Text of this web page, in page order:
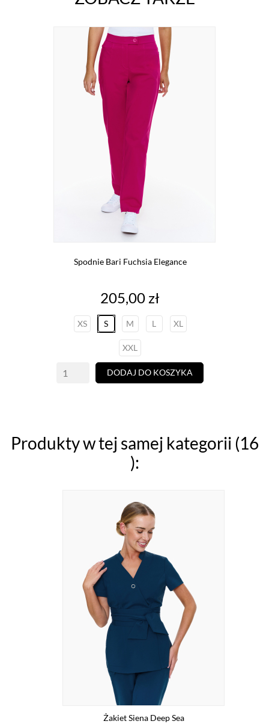
Spodnie Bari Fuchsia Elegance
Cena
205,00 zł
XS S M L XL
XXL
DODAJ DO KOSZYKA
Produkty w tej samej kategorii (16
):
Żakiet Siena Deep Sea